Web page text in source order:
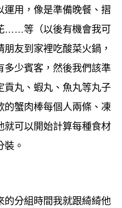
運用，像是準備晚餐、摺
……等（以後有機會我可
友到家裡吃酸菜火鍋，
多少賓客，然後我們該準
貢丸、蝦丸、魚丸等丸子
的蟹肉棒每個人兩條、凍
就可以開始計算每種食材
。
的分組時間我就跟綺綺他